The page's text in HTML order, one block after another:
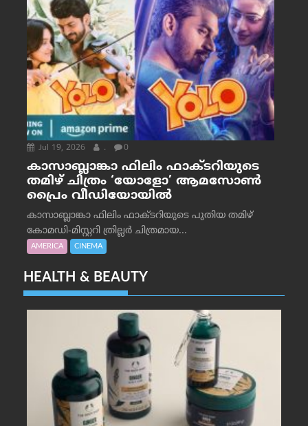
Jul 19, 2026 . 0
കാസാബ്ലാങ്കാ ഫിലിം ഫാക്ടറിയുടെ
തമിഴ് ചിത്രം ‘യോളോ’ ആമസോൺ
പ്രൈം വീഡിയോയിൽ
കാസാബ്ലാങ്കാ ഫിലിം ഫാക്ടറിയുടെ പുതിയ തമിഴ്
കോമഡി-മിസ്റ്ററി ത്രില്ലർ ചിത്രമായ...
AMERICA CINEMA
HEALTH & BEAUTY